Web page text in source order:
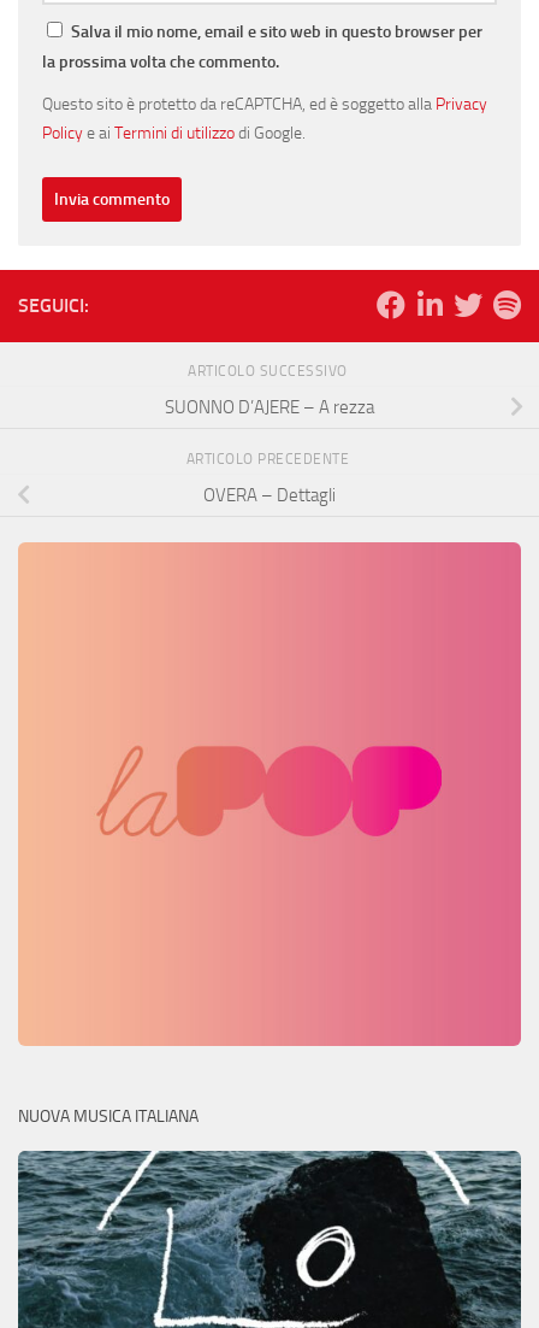
Salva il mio nome, email e sito web in questo browser per
la prossima volta che commento.
Questo sito è protetto da reCAPTCHA, ed è soggetto alla Privacy
Policye ai Termini di utilizzodi Google.
SEGUICI:
ARTICOLO SUCCESSIVO
SUONNO D’AJERE – A rezza
ARTICOLO PRECEDENTE
OVERA – Dettagli
NUOVA MUSICA ITALIANA